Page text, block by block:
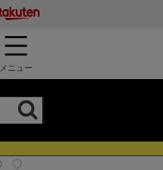
メニュー